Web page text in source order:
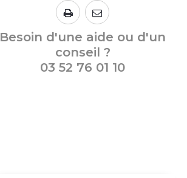
Besoin d'une aide ou d'un
conseil ?
03 52 76 01 10